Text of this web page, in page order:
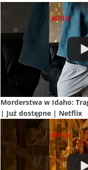
Morderstwa w Idaho:
| Już dostępne | Netflix